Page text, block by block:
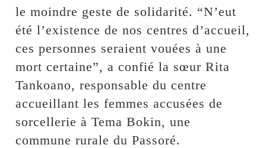
le moindre geste de solidarité. “N’eut
été l’existence de nos centres d’accueil,
ces personnes seraient vouées à une
mort certaine”, a confié la sœur Rita
Tankoano, responsable du centre
accueillant les femmes accusées de
sorcellerie à Tema Bokin, une
commune rurale du Passoré.